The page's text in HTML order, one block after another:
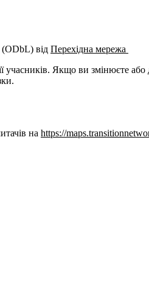
(ODbL) від Перехідна мережа
Якщо ви змінюєте
на https://